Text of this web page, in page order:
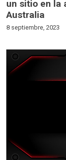
un sitio en la
Australia
8 septiembre, 2023